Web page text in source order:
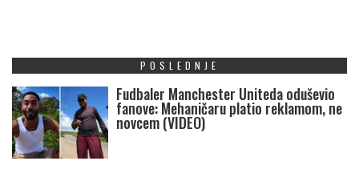
POSLEDNJE
Fudbaler Manchester Uniteda oduševio
fanove: Mehaničaru platio reklamom, ne
novcem (VIDEO)